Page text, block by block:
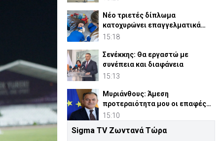
Νέο τριετές δίπλωμα
κατοχυρώνει επαγγελματικά
τους Διασώστες στην Κύπρο
15:18
Σενέκκης: Θα εργαστώ με
συνέπεια και διαφάνεια
15:13
Μυριάνθους: Άμεση
προτεραιότητα μου οι επαφές
με Υπουργεία και φορείς
15:10
«Ενώνουν δυνάμεις» ΟΚΥπΥ και ο
Sigma TV Ζωντανά Τώρα